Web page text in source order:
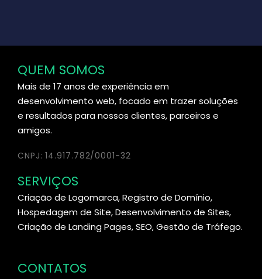
QUEM SOMOS
Mais de 17 anos de experiência em
desenvolvimento web, focado em trazer soluções
e resultados para nossos clientes, parceiros e
amigos.
CNPJ: 14.917.782/0001-32
SERVIÇOS
Criação de Logomarca, Registro de Domínio,
Hospedagem de Site, Desenvolvimento de Sites,
Criação de Landing Pages, SEO, Gestão de Tráfego.
CONTATOS